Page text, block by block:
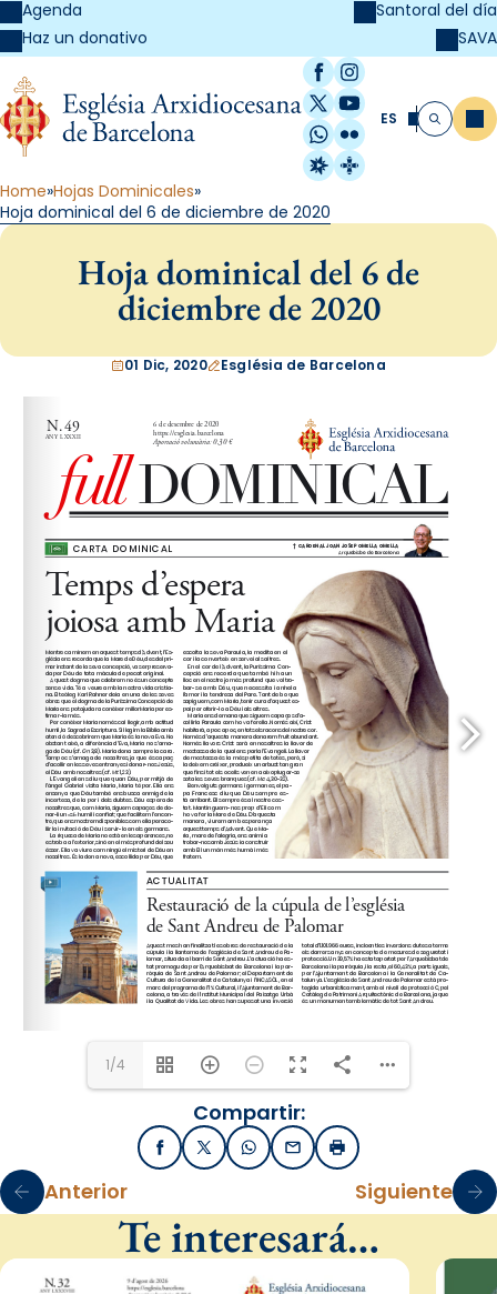
Agenda
Haz un donativo
Santoral del día
SAVA
Facebook
Instagram
X / Twitter
YouTube
WhatsApp
Flickr
Radio Estel
Catalunya
ES Buscar
Home Hojas Dominicales
Hoja dominical del 6 de diciembre de 2020
Hoja dominical del 6 de
diciembre de 2020
01 Dic, 2020 Església de Barcelona
1/4
Compartir:
FacebookX / TwitterWhatsApp
EmailImprimir
Anterior Siguiente
Te interesará…